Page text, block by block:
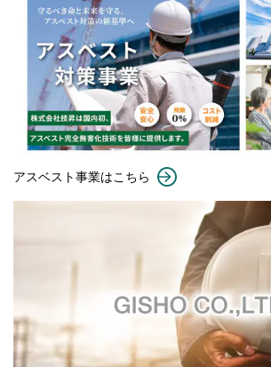
アスベスト事業はこちら